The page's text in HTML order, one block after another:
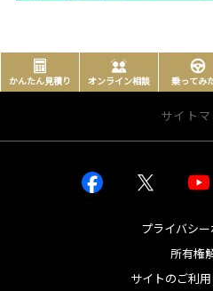
かんたん見積り オンライン相談 乗ってみ
サイト
プライバシ
所有権
サイトのご利